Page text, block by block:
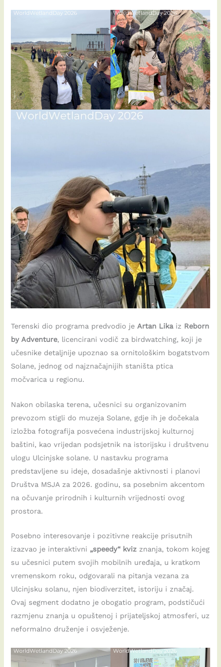
Terenski dio programa predvodio jeArtan Likaiz Reborn
by Adventure, licencirani vodič za birdwatching, koji je
učesnike detaljnije upoznao sa ornitološkim bogatstvom
Solane, jednog od najznačajnijih staništa ptica
močvarica u regionu.
Nakon obilaska terena, učesnici su organizovanim
prevozom stigli do muzeja Solane, gdje ih je dočekala
izložba fotografija posvećena industrijskoj kulturnoj
baštini, kao vrijedan podsjetnik na istorijsku i društvenu
ulogu Ulcinjske solane. U nastavku programa
predstavljene su ideje, dosadašnje aktivnosti i planovi
Društva MSJA za 2026. godinu, sa posebnim akcentom
na očuvanje prirodnih i kulturnih vrijednosti ovog
prostora.
Posebno interesovanje i pozitivne reakcije prisutnih
izazvao je interaktivni „speedy“ kviz znanja, tokom kojeg
su učesnici putem svojih mobilnih uređaja, u kratkom
vremenskom roku, odgovarali na pitanja vezana za
Ulcinjsku solanu, njen biodiverzitet, istoriju i značaj.
Ovaj segment dodatno je obogatio program, podstičući
razmjenu znanja u opuštenoj i prijateljskoj atmosferi, uz
neformalno druženje i osvježenje.